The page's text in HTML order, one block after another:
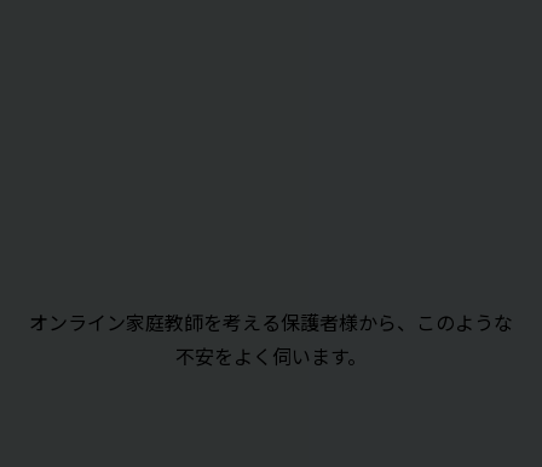
オンライン家庭教師を考える保護者様から、このような
不安をよく伺います。